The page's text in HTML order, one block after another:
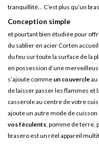
tranquillité... C’est plus qu’un
Conception simple
et pourtant bien étudiée pour
du sablier en acier Corten
du feu sur toute la surface de la
en possession d’une
s’ajoute comme un couvercleau
de laisser passer les flammes et
casserole au centre de votre
ajoute un autre mode de cuisson
vos féculents, pomme de terre,
brasero est un réel appareil